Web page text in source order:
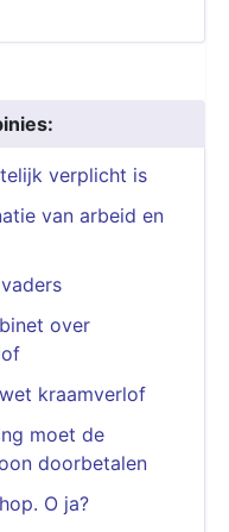
verplicht is
van arbeid en
over
kraamverlof
moet de
doorbetalen
O ja?